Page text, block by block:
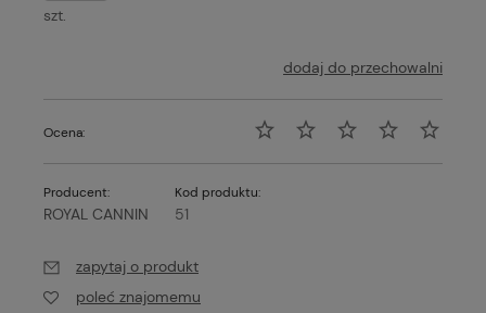
szt.
dodaj do przechowalni
Ocena:
Producent:
ROYAL CANNIN
Kod produktu:
51
zapytaj o produkt
poleć znajomemu